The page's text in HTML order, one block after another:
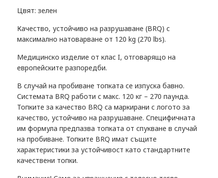
Цвят: зелен
Качество, устойчиво на разрушаване (BRQ) с
максимално натоварване от 120 kg (270 lbs).
Медицинско изделие от клас I, отговарящо на
европейските разпоредби.
В случай на пробиване топката се изпуска бавно.
Системата BRQ работи с макс. 120 кг – 270 паунда.
Топките за качество BRQ са маркирани с логото за
качество, устойчиво на разрушаване. Специфичната
им формула предпазва топката от спукване в случай
на пробиване. Топките BRQ имат същите
характеристики за устойчивост като стандартните
качествени топки.